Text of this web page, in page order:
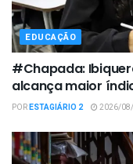
EDUCAÇÃO
#Chapada:
alcança maior
PORESTAGIÁRIO 2 2026/